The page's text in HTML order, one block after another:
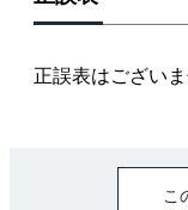
正誤表はございま
こ